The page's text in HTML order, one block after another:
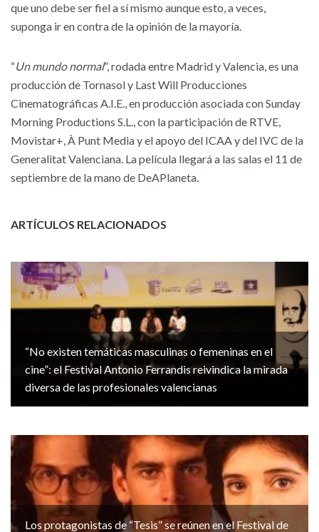
que uno debe ser fiel a sí mismo aunque esto, a veces,
suponga ir en contra de la opinión de la mayoría.
“Un mundo normal”, rodada entre Madrid y Valencia, es una
producción de Tornasol y Last Will Producciones
Cinematográficas A.I.E., en producción asociada con Sunday
Morning Productions S.L., con la participación de RTVE,
Movistar+, À Punt Media y el apoyo del ICAA y del IVC de la
Generalitat Valenciana. La película llegará a las salas el 11 de
septiembre de la mano de DeAPlaneta.
ARTÍCULOS RELACIONADOS
“No existen temáticas masculinas o femeninas en el
cine”: el Festival Antonio Ferrandis reivindica la mirada
diversa de las profesionales valencianas
Los protagonistas de “Tesis” se reúnen en el Festival de